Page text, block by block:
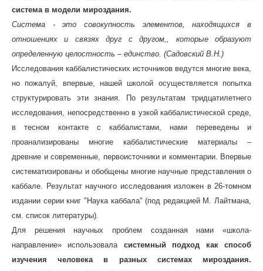
система в модели мироздания.
Система - это совокупность элементов, находящихся в
отношениях и связях друг с другом,, которые образуют
определенную целостность – единство. (Садовский В.Н.)
Исследования каббалистических источников ведутся многие века,
но пожалуй, впервые, нашей школой осуществляется попытка
структурировать эти знания. По результатам тридцатилетнего
исследования, непосредственно в узкой каббалистической среде,
в тесном контакте с каббалистами, нами переведены и
проанализированы многие каббалистические материалы –
древние и современные, первоисточники и комментарии. Впервые
систематизированы и обобщены многие научные представления о
каббале. Результат научного исследования изложен в 26-томном
издании серии книг "Наука каббала" (под редакцией М. Лайтмана,
см. список литературы).
Для решения научных проблем созданная нами «школа-
направление» использовала системный подход как способ
изучения человека в разных системах мироздания.